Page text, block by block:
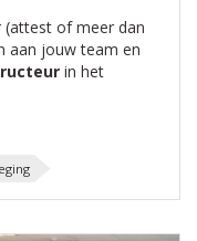
of meer dan
aan jouw team en
in het